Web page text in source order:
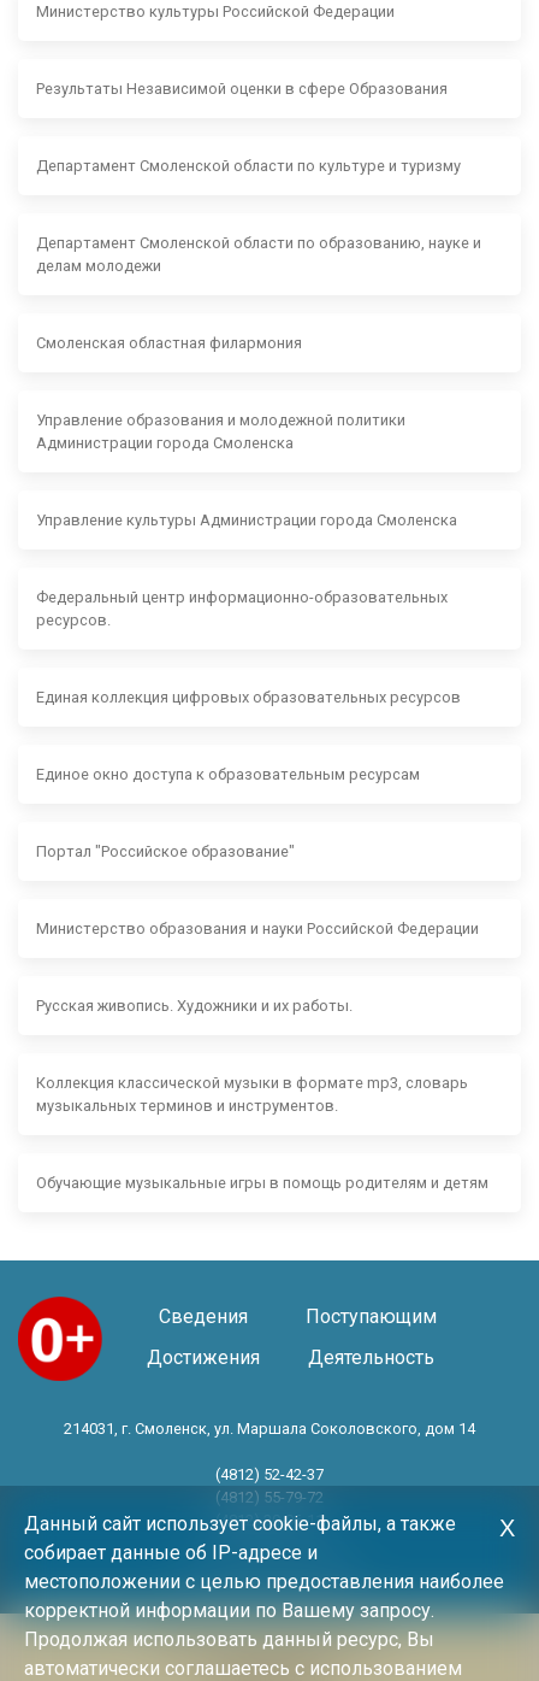
Министерство культуры Российской Федерации
Результаты Независимой оценки в сфере Образования
Департамент Смоленской области по культуре и туризму
Департамент Смоленской области по образованию, науке и
делам молодежи
Смоленская областная филармония
Управление образования и молодежной политики
Администрации города Смоленска
Управление культуры Администрации города Смоленска
Федеральный центр информационно-образовательных
ресурсов.
Единая коллекция цифровых образовательных ресурсов
Единое окно доступа к образовательным ресурсам
Портал "Российское образование"
Министерство образования и науки Российской Федерации
Русская живопись. Художники и их работы.
Коллекция классической музыки в формате mp3, словарь
музыкальных терминов и инструментов.
Обучающие музыкальные игры в помощь родителям и детям
Сведения
Поступающим
Достижения
Деятельность
214031, г. Смоленск, ул. Маршала Соколовского, дом 14
(4812) 52-42-37
(4812) 55-79-72
(4812) 30-06-11
Год основания 1983 год
Политика конфиденциальности
Архив новостей
Данный сайт использует cookie-файлы, а также
собирает данные об IP-адресе и
местоположении с целью предоставления наиболее
корректной информации по Вашему запросу.
Продолжая использовать данный ресурс, Вы
автоматически соглашаетесь с использованием
Х